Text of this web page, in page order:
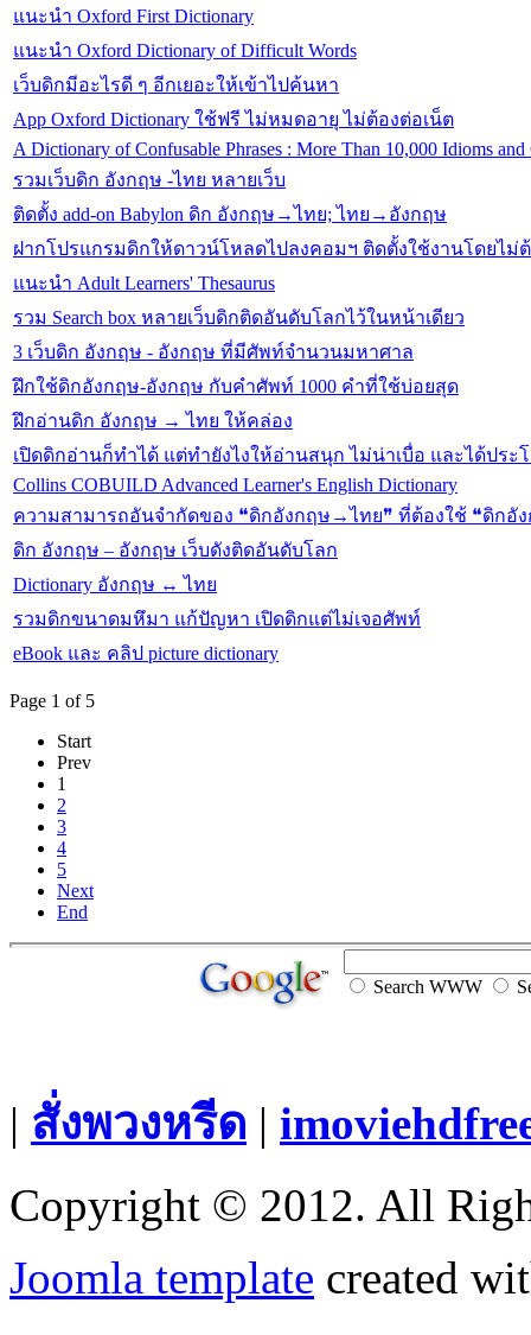
แนะนำ Oxford First Dictionary
แนะนำ Oxford Dictionary of Difficult Words
เว็บดิกมีอะไรดี ๆ อีกเยอะให้เข้าไปค้นหา
App Oxford Dictionary ใช้ฟรี ไม่หมดอายุ ไม่ต้องต่อเน็ต
A Dictionary of Confusable Phrases : More Than 10,000 Idioms
รวมเว็บดิก อังกฤษ -ไทย หลายเว็บ
ติดตั้ง add-on Babylon ดิก อังกฤษ→ไทย; ไทย→อังกฤษ
ฝากโปรแกรมดิกให้ดาวน์โหลดไปลงคอมฯ ติดตั้งใช้งานโดยไม่
แนะนำ Adult Learners' Thesaurus
รวม Search box หลายเว็บดิกติดอันดับโลกไว้ในหน้าเดียว
3 เว็บดิก อังกฤษ - อังกฤษ ที่มีศัพท์จำนวนมหาศาล
ฝึกใช้ดิกอังกฤษ-อังกฤษ กับคำศัพท์ 1000 คำที่ใช้บ่อยสุด
ฝึกอ่านดิก อังกฤษ → ไทย ให้คล่อง
เปิดดิกอ่านก็ทำได้ แต่ทำยังไงให้อ่านสนุก ไม่น่าเบื่อ และได้ปร
Collins COBUILD Advanced Learner's English Dictionary
ความสามารถอันจำกัดของ ❝ดิกอังกฤษ→ไทย❞ ที่ต้องใช้ ❝ดิกอั
ดิก อังกฤษ – อังกฤษ เว็บดังติดอันดับโลก
Dictionary อังกฤษ ↔ ไทย
รวมดิกขนาดมหึมา แก้ปัญหา เปิดดิกแต่ไม่เจอศัพท์
eBook และ คลิป picture dictionary
Page 1 of 5
Start
Prev
1
2
3
4
5
Next
End
Search WWW
| สั่งพวงหรีด |
Copyright © 2012. All
Joomla template created